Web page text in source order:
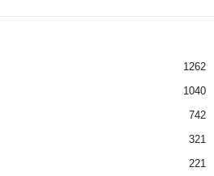
1262
1040
742
321
221